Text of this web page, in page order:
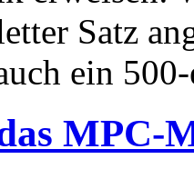
Satz
ein
MPC-